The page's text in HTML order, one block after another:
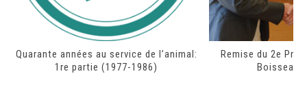
Quarante années au service de l’animal:
1re partie (1977-1986)
Remise du 2e